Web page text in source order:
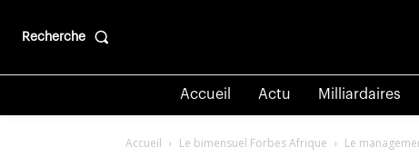
Recherche
Accueil Actu Milliardaires
Accueil Le bimensuel Forbes Afrique Le